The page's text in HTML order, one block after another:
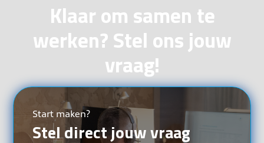
Klaar om samen te
werken? Stel ons jouw
vraag!
Start maken?
Stel direct jouw vraag